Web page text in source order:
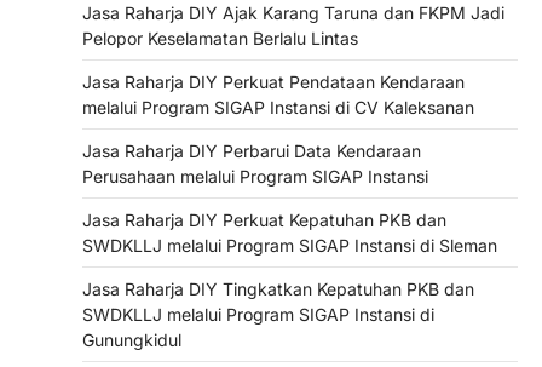
Jasa Raharja DIY Ajak Karang Taruna dan FKPM Jadi
Pelopor Keselamatan Berlalu Lintas
Jasa Raharja DIY Perkuat Pendataan Kendaraan
melalui Program SIGAP Instansi di CV Kaleksanan
Jasa Raharja DIY Perbarui Data Kendaraan
Perusahaan melalui Program SIGAP Instansi
Jasa Raharja DIY Perkuat Kepatuhan PKB dan
SWDKLLJ melalui Program SIGAP Instansi di Sleman
Jasa Raharja DIY Tingkatkan Kepatuhan PKB dan
SWDKLLJ melalui Program SIGAP Instansi di
Gunungkidul